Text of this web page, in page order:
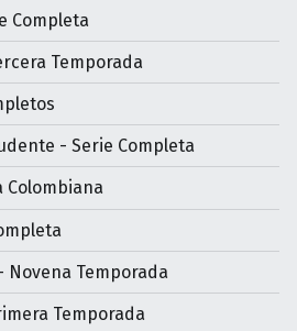
Completa
Temporada
- Serie Completa
Colombiana
Novena Temporada
Temporada